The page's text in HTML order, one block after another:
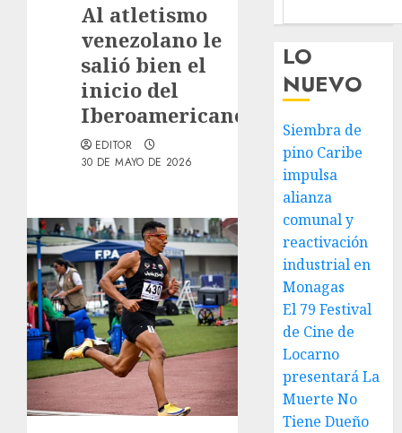
Al atletismo
venezolano le
salió bien el
inicio del
Iberoamericano
EDITOR
30 DE MAYO DE 2026
LO
NUEVO
Siembra de
pino Caribe
impulsa
alianza
comunal y
reactivación
industrial en
Monagas
El 79 Festival
de Cine de
Locarno
presentará La
Muerte No
Tiene Dueño